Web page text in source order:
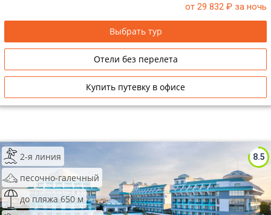
от 29 832 ₽ за ночь
Выбрать тур
Отели без перелета
Купить путевку в офисе
8.5
2-я линия
песочно-галечный
до пляжа 650 м